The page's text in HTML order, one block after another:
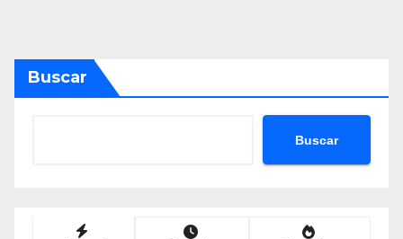
Buscar
Buscar